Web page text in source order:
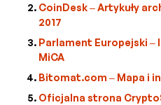
CoinDesk – Artykuły
2017
Parlament Europejski
MiCA
Bitomat.com – Mapa i
Oficjalna strona